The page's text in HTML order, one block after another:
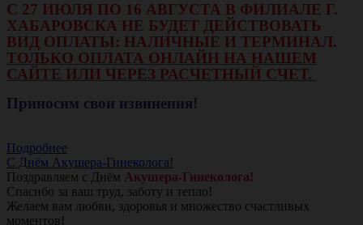
С 27 ИЮЛЯ ПО 16 АВГУСТА В ФИЛИАЛЕ Г.
ХАБАРОВСКА НЕ БУДЕТ ДЕЙСТВОВАТЬ
ВИД ОПЛАТЫ: НАЛИЧНЫЕ И ТЕРМИНАЛ.
ТОЛЬКО ОПЛАТА ОНЛАЙН НА НАШЕМ
САЙТЕ ИЛИ ЧЕРЕЗ РАСЧЕТНЫЙ СЧЕТ.
Приносим свои извинения!
Подробнее
С Днём Акушера-Гинеколога!
Поздравляем с Днём Акушера-Гинеколога!
Спасибо за ваш труд, заботу и тепло!
Желаем вам любви, здоровья и множество счастливых
моментов!